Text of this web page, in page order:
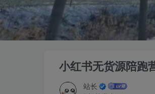
小红书无货源陪跑
站长